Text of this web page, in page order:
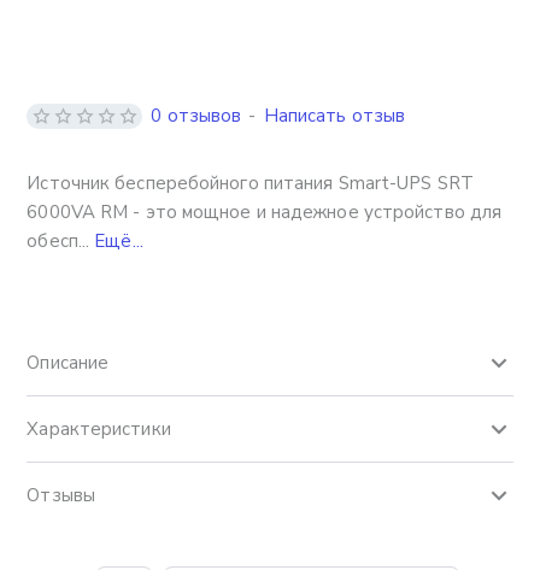
Источник бесперебойного питания Smart-UPS SRT
6000VA RM - это мощное и надежное устройство для
обесп... Ещё...
0 отзывов - Написать отзыв
Описание
Характеристики
Отзывы